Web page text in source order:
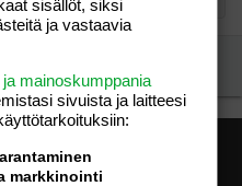
sisällöt, siksi
ja vastaavia
mainoskumppania
sivuista ja laitteesi
markkinointi